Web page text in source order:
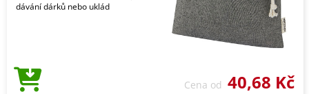
dávání dárků nebo uklád
Cena od 40,68 Kč